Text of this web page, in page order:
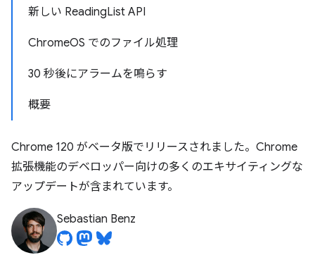
新しい ReadingList API
ChromeOS でのファイル処理
30 秒後にアラームを鳴らす
概要
Chrome 120 がベータ版でリリースされました。Chrome
拡張機能のデベロッパー向けの多くのエキサイティングな
アップデートが含まれています。
Sebastian Benz